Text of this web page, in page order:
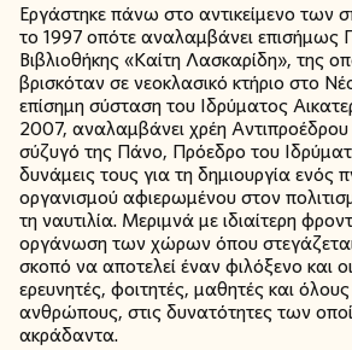
Εργάστηκε πάνω στο αντικείμενο των
το 1997 οπότε αναλαμβάνει επισήμως
Βιβλιοθήκης «Καίτη Λασκαρίδη», της
βρισκόταν σε νεοκλασικό κτήριο στο
επίσημη σύσταση του Ιδρύματος
2007, αναλαμβάνει χρέη Αντιπροέδρου
σύζυγό της Πάνο, Πρόεδρο του
δυνάμεις τους για τη δημιουργία ενός
οργανισμού αφιερωμένου στον
τη ναυτιλία. Μεριμνά με ιδιαίτερη
οργάνωση των χώρων όπου στεγάζεται
σκοπό να αποτελεί έναν φιλόξενο και
ερευνητές, φοιτητές, μαθητές και
ανθρώπους, στις δυνατότητες των
ακράδαντα.